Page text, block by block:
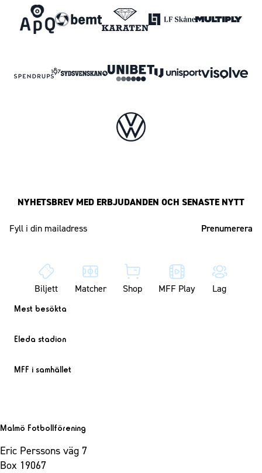
NYHETSBREV MED ERBJUDANDEN OCH SENASTE NYTT
Biljett Matcher Shop MFF Play Lag
Mest besökta
Eleda stadion
MFF i samhället
Malmö Fotbollförening
Eric Perssons väg 7
Box 19067